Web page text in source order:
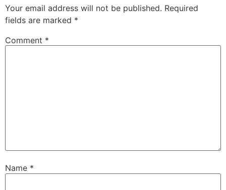
Your email address will not be published. Required
fields are marked *
Comment *
Name *